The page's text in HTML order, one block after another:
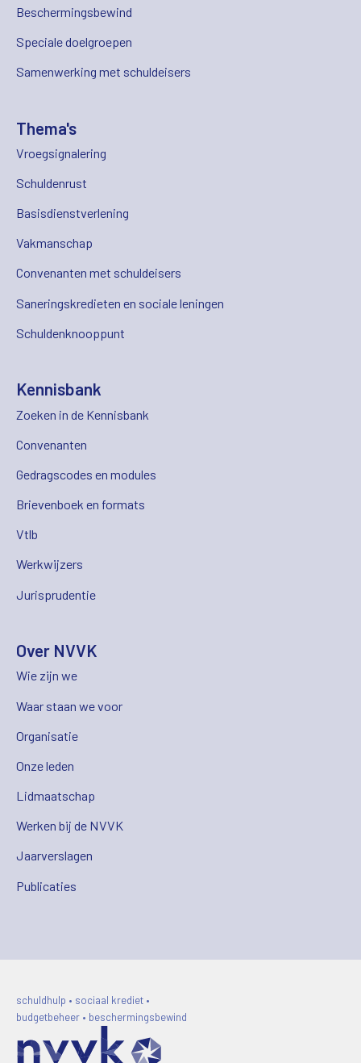
Beschermingsbewind
Speciale doelgroepen
Samenwerking met schuldeisers
Thema's
Vroegsignalering
Schuldenrust
Basisdienstverlening
Vakmanschap
Convenanten met schuldeisers
Saneringskredieten en sociale leningen
Schuldenknooppunt
Kennisbank
Zoeken in de Kennisbank
Convenanten
Gedragscodes en modules
Brievenboek en formats
Vtlb
Werkwijzers
Jurisprudentie
Over NVVK
Wie zijn we
Waar staan we voor
Organisatie
Onze leden
Lidmaatschap
Werken bij de NVVK
Jaarverslagen
Publicaties
schuldhulp • sociaal krediet •
budgetbeheer • beschermingsbewind